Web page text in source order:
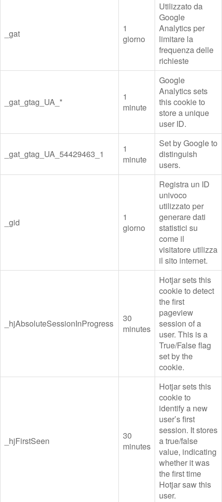
_gat
1
giorno
Utilizzato da
Google
Analytics per
limitare la
frequenza delle
richieste
_gat_gtag_UA_*
1
minute
Google
Analytics sets
this cookie to
store a unique
user ID.
_gat_gtag_UA_54429463_1
1
minute
Set by Google to
distinguish
users.
_gid
1
giorno
Registra un ID
univoco
utilizzato per
generare dati
statistici su
come il
visitatore utilizza
il sito internet.
_hjAbsoluteSessionInProgress
30
minutes
Hotjar sets this
cookie to detect
the first
pageview
session of a
user. This is a
True/False flag
set by the
cookie.
_hjFirstSeen
30
minutes
Hotjar sets this
cookie to
identify a new
user’s first
session. It stores
a true/false
value, indicating
whether it was
the first time
Hotjar saw this
user.